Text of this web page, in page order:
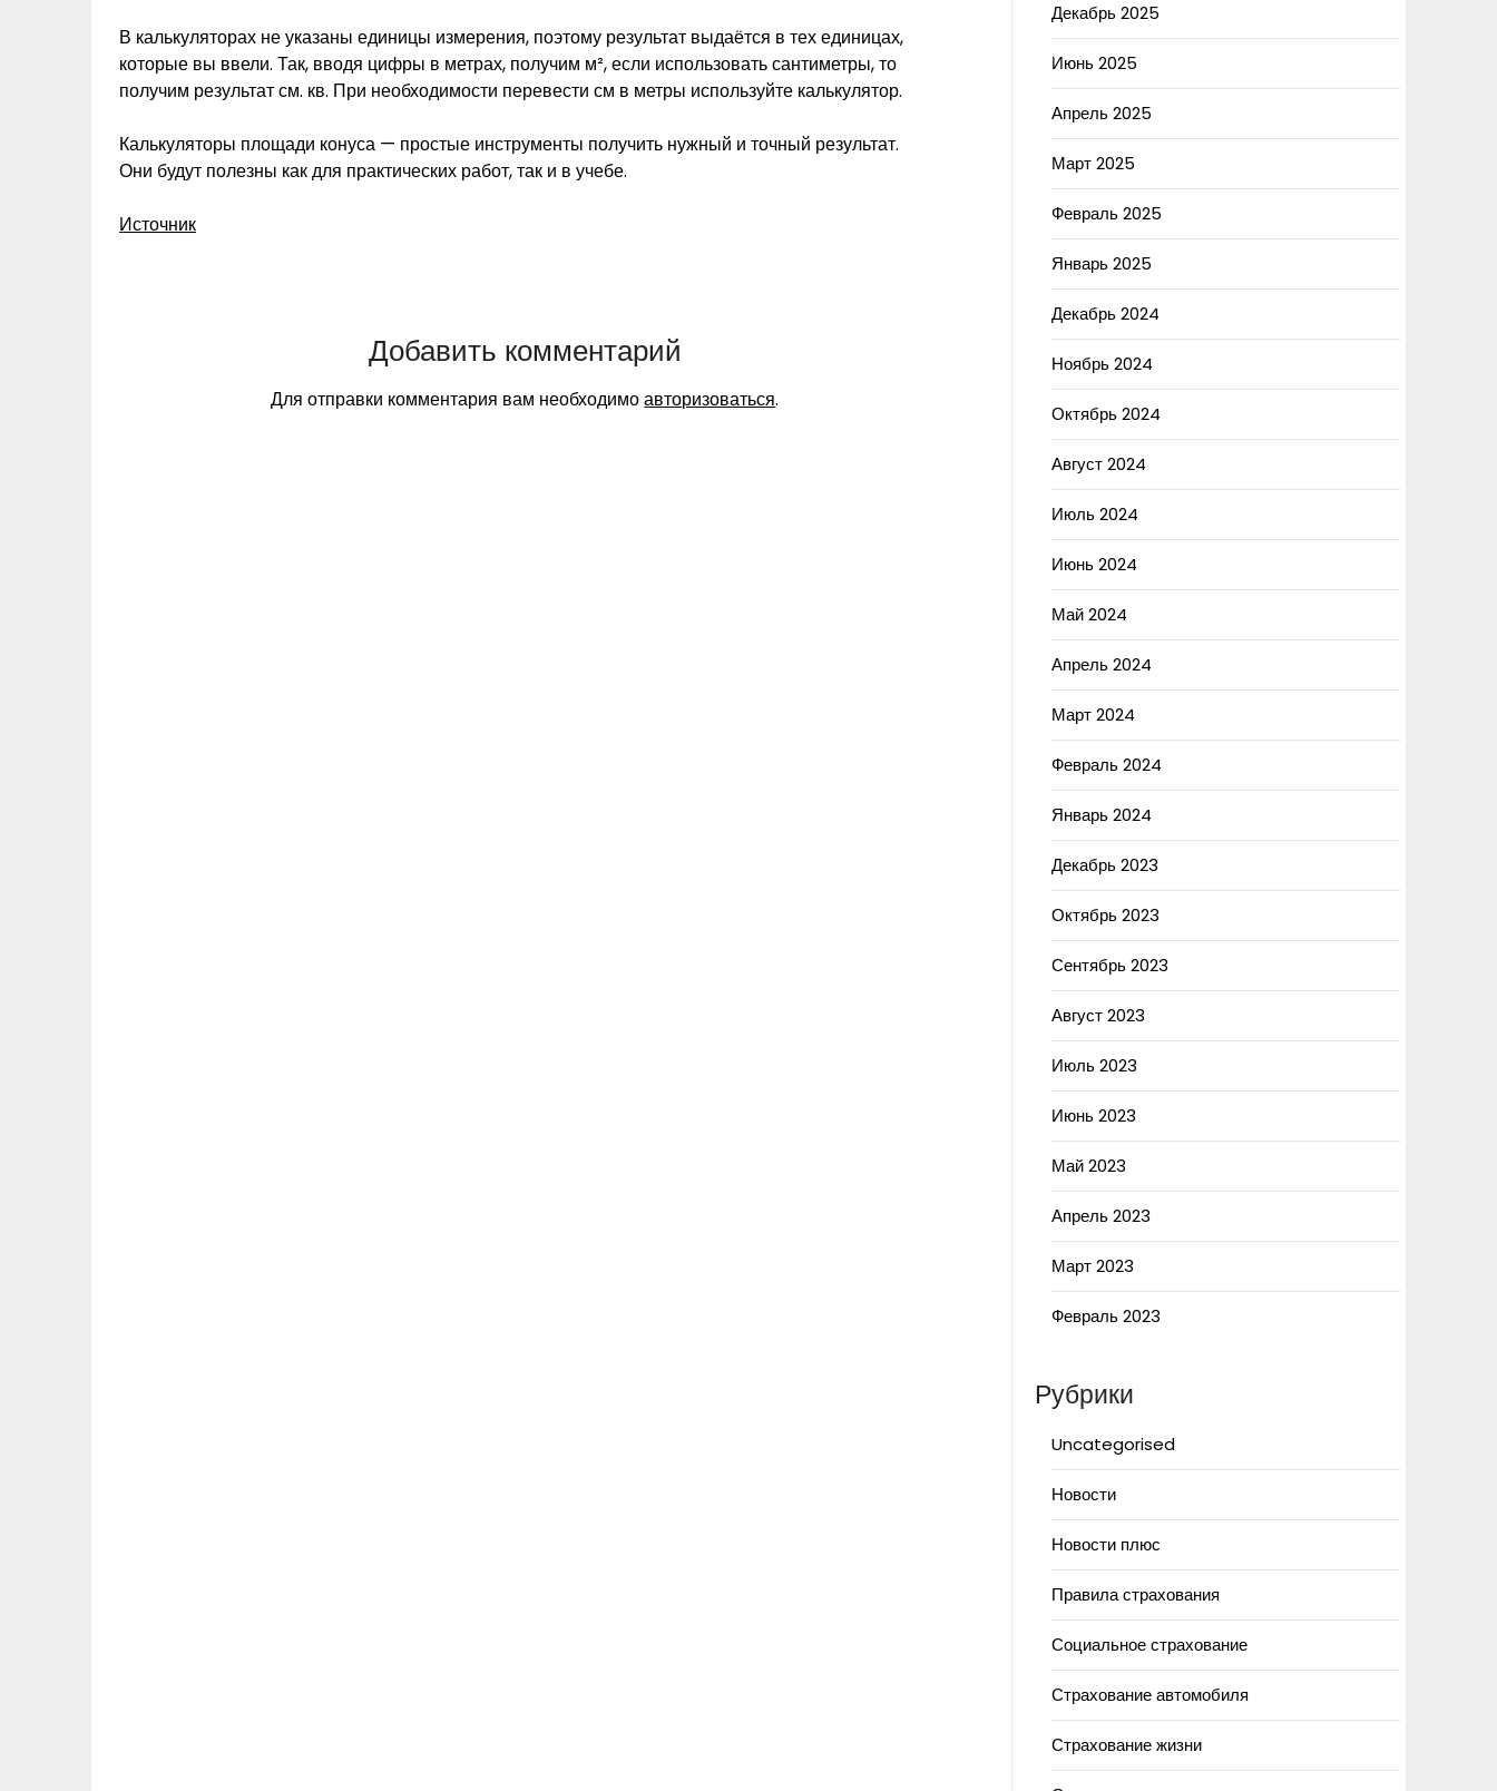
В калькуляторах не указаны единицы измерения, поэтому результат выдаётся в тех единицах,
которые вы ввели. Так, вводя цифры в метрах, получим м², если использовать сантиметры, то
получим результат см. кв. При необходимости перевести см в метры используйте калькулятор.
Калькуляторы площади конуса — простые инструменты получить нужный и точный результат.
Они будут полезны как для практических работ, так и в учебе.
Источник
Добавить комментарий
Для отправки комментария вам необходимоавторизоваться.
Декабрь 2025
Июнь 2025
Апрель 2025
Март 2025
Февраль 2025
Январь 2025
Декабрь 2024
Ноябрь 2024
Октябрь 2024
Август 2024
Июль 2024
Июнь 2024
Май 2024
Апрель 2024
Март 2024
Февраль 2024
Январь 2024
Декабрь 2023
Октябрь 2023
Сентябрь 2023
Август 2023
Июль 2023
Июнь 2023
Май 2023
Апрель 2023
Март 2023
Февраль 2023
Рубрики
Uncategorised
Новости
Новости плюс
Правила страхования
Социальное страхование
Страхование автомобиля
Страхование жизни